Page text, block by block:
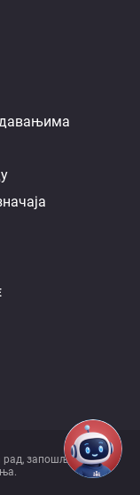
давањима
рад, запошљавање,